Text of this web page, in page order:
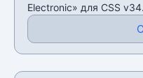
Electronic» для CSS